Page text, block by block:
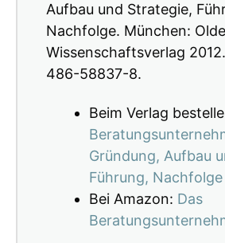
Aufbau und Strategie,
Nachfolge. München:
Wissenschaftsverlag
486-58837-8.
Beim Verlag
Gründung, Aufbau
Führung, Nachfolge
Bei Amazon: Das